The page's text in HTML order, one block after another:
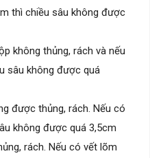
thì chiều sâu không được
không thủng, rách và nếu
sâu không được quá
được thủng, rách. Nếu có
không được quá 3,5cm
rách. Nếu có vết lõm